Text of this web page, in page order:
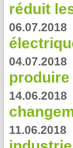
réduit
06.07.2018
04.07.2018
14.06.2018
11.06.2018